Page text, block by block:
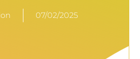
07/02/2025